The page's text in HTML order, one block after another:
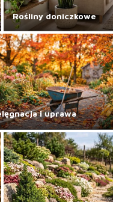
Rośliny doniczkowe
i uprawa